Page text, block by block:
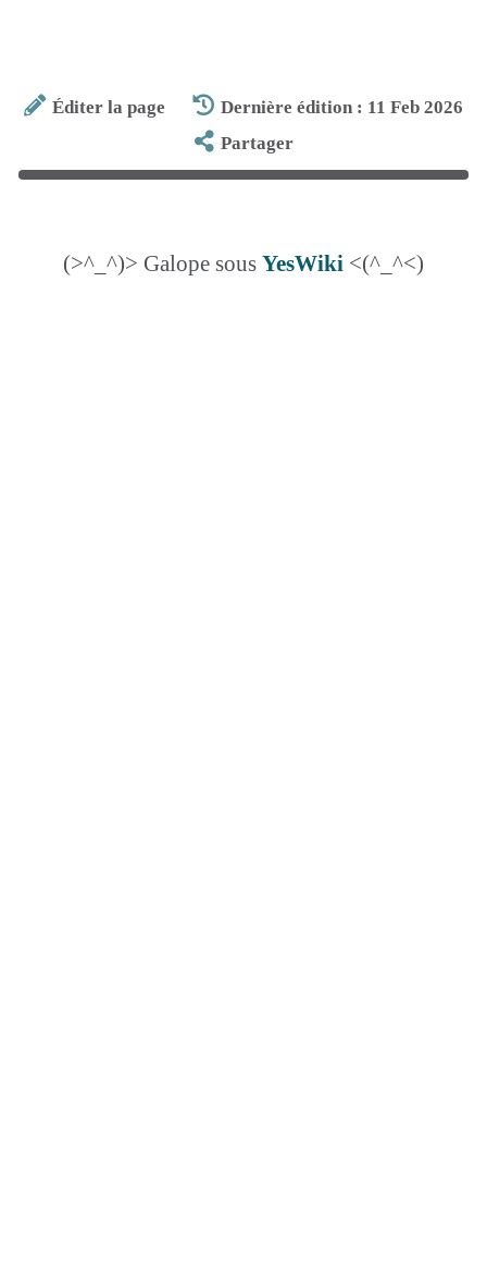
Éditer la page
Dernière édition : 11 Feb 2026
Partager
(>^_^)> Galope sous YesWiki <(^_^<)